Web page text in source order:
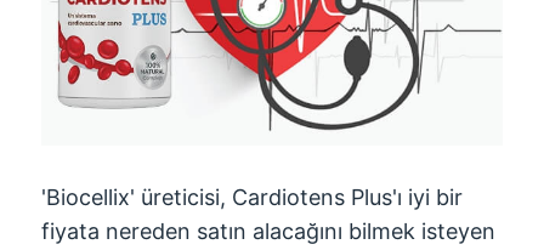
'Biocellix' üreticisi, Cardiotens Plus'ı iyi bir
fiyata nereden satın alacağını bilmek isteyen